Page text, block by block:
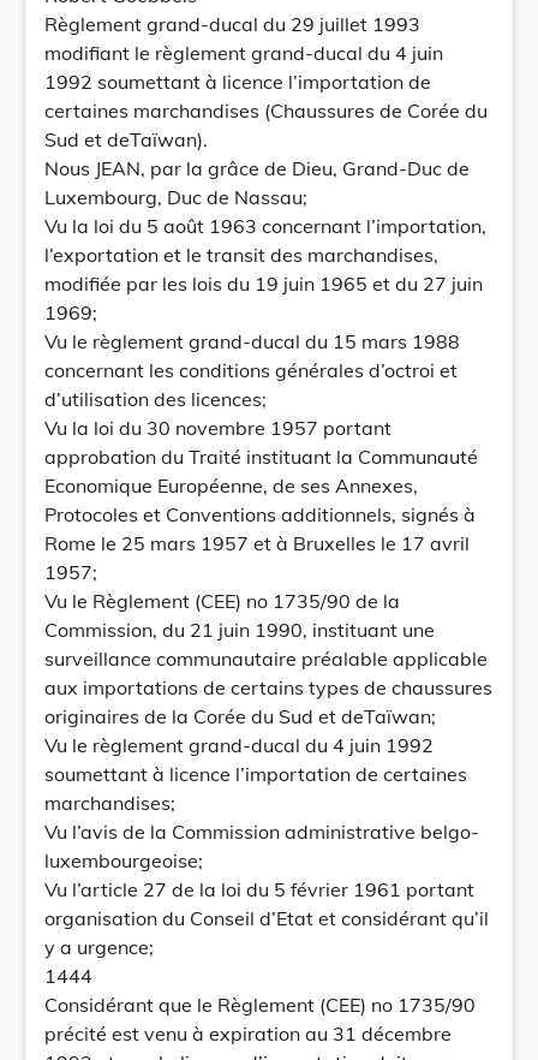
Règlement grand-ducal du 29 juillet 1993
modifiant le règlement grand-ducal du 4 juin
1992 soumettant à licence l’importation de
certaines marchandises (Chaussures de Corée du
Sud et deTaïwan).
Nous JEAN, par la grâce de Dieu, Grand-Duc de
Luxembourg, Duc de Nassau;
Vu la loi du 5 août 1963 concernant l’importation,
l’exportation et le transit des marchandises,
modifiée par les lois du 19 juin 1965 et du 27 juin
1969;
Vu le règlement grand-ducal du 15 mars 1988
concernant les conditions générales d’octroi et
d’utilisation des licences;
Vu la loi du 30 novembre 1957 portant
approbation du Traité instituant la Communauté
Economique Européenne, de ses Annexes,
Protocoles et Conventions additionnels, signés à
Rome le 25 mars 1957 et à Bruxelles le 17 avril
1957;
Vu le Règlement (CEE) no 1735/90 de la
Commission, du 21 juin 1990, instituant une
surveillance communautaire préalable applicable
aux importations de certains types de chaussures
originaires de la Corée du Sud et deTaïwan;
Vu le règlement grand-ducal du 4 juin 1992
soumettant à licence l’importation de certaines
marchandises;
Vu l’avis de la Commission administrative belgo-
luxembourgeoise;
Vu l’article 27 de la loi du 5 février 1961 portant
organisation du Conseil d’Etat et considérant qu’il
y a urgence;
1444
Considérant que le Règlement (CEE) no 1735/90
précité est venu à expiration au 31 décembre